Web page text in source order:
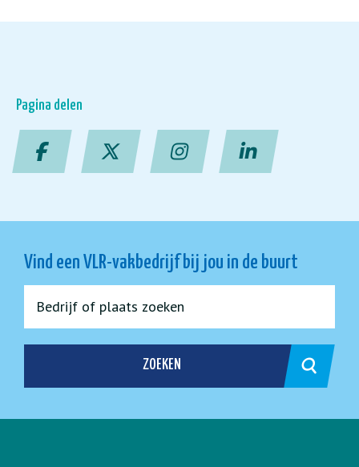
Pagina delen
Vind een VLR-vakbedrijf bij jou in de buurt
ZOEKEN